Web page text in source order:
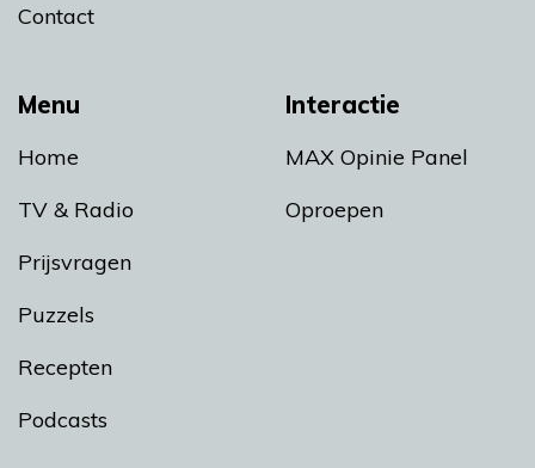
Menu
Home
TV & Radio
Prijsvragen
Puzzels
Recepten
Podcasts
Interactie
MAX Opinie Panel
Oproepen
Contact